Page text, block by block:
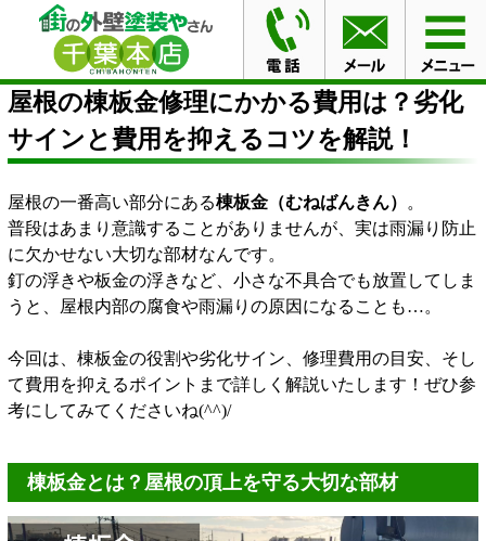
HOME ブログ
屋根の棟板金修理にかかる費用は？劣化
サインと費用を抑えるコツを解説！
屋根の棟板金修理にかかる費用は？劣化
サインと費用を抑えるコツを解説！
屋根の一番高い部分にある棟板金（むねばんきん） 。
普段はあまり意識することがありませんが、実は雨漏り防止
に欠かせない大切な部材なんです。
釘の浮きや板金の浮きなど、小さな不具合でも放置してしま
うと、屋根内部の腐食や雨漏りの原因になることも…。
今回は、棟板金の役割や劣化サイン、修理費用の目安、そし
て費用を抑えるポイントまで詳しく解説いたします！ぜひ参
考にしてみてくださいね(^^)/
棟板金とは？屋根の頂上を守る大切な部材